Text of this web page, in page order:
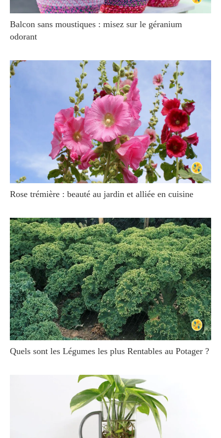
Balcon sans moustiques : misez sur le géranium
odorant
Rose trémière : beauté au jardin et alliée en cuisine
Quels sont les Légumes les plus Rentables au Potager ?